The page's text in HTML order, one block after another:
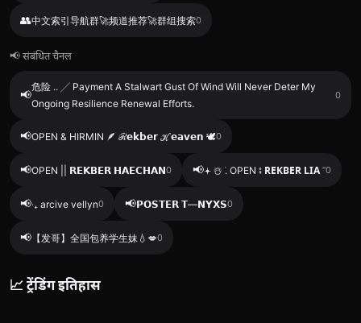
👥中文索引导航群🚀频道推荐🚀群组搜索0
📢 संबंधित चैनल
📢
危险 .. ╱ Payment A Stalwart Gust Of Wind Will Never Deter My
Ongoing Resilience Renewal Efforts.
0
📢OPEN & HIRMIN 🪶 ℛ𝗲𝗸𝗯𝗲𝗿 ℋ𝗲𝗮𝘃𝗲𝗻 🕊0
📢OPEN || 𝗥𝗘𝝟𝗕𝗘𝗥 𝗛𝗔𝗘𝗖𝗛𝗔𝝢0 📢𖥔 ☃️ ࣪. OPEN ⨾ 𝗥𝗘𝗞𝗕𝗘𝗥 𝗟𝗜𝗔 ʾʾ0
📢‧₊ arcive vellyn0 📢𝗣𝗢𝗦𝗧𝗘𝗥 𝗧—𝗡𝗬𝗫𝗦0
📢 【发哥】全国包养学生妹💧💋0
📈 ट्रेंडिंग इतिहास